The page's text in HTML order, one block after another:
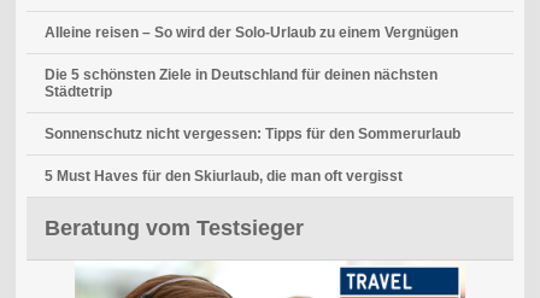
Alleine reisen – So wird der Solo-Urlaub zu einem Vergnügen
Die 5 schönsten Ziele in Deutschland für deinen nächsten
Städtetrip
Sonnenschutz nicht vergessen: Tipps für den Sommerurlaub
5 Must Haves für den Skiurlaub, die man oft vergisst
Beratung vom Testsieger